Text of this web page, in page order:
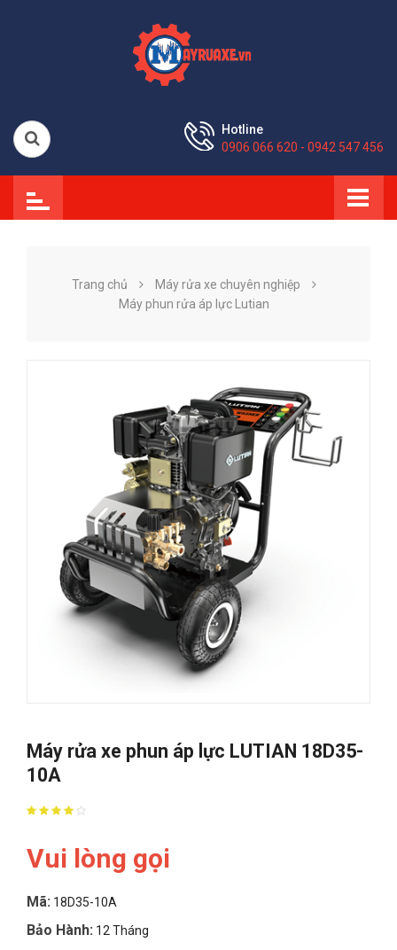
Hotline
0906 066 620 - 0942 547 456
Trang chủ
Máy rửa xe chuyên nghiệp
Máy phun rửa áp lực Lutian
Máy rửa xe phun áp lực LUTIAN 18D35-
10A
Vui lòng gọi
Mã: 18D35-10A
Bảo Hành: 12 Tháng